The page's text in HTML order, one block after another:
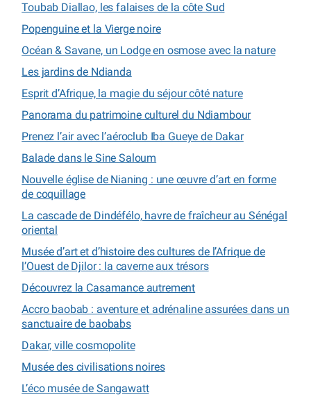
Toubab Diallao, les falaises de la côte Sud
Popenguine et la Vierge noire
Océan & Savane, un Lodge en osmose avec la nature
Les jardins de Ndianda
Esprit d’Afrique, la magie du séjour côté nature
Panorama du patrimoine culturel du Ndiambour
Prenez l’air avec l’aéroclub Iba Gueye de Dakar
Balade dans le Sine Saloum
Nouvelle église de Nianing : une œuvre d’art en forme
de coquillage
La cascade de Dindéfélo, havre de fraîcheur au Sénégal
oriental
Musée d’art et d’histoire des cultures de l’Afrique de
l’Ouest de Djilor : la caverne aux trésors
Découvrez la Casamance autrement
Accro baobab : aventure et adrénaline assurées dans un
sanctuaire de baobabs
Dakar, ville cosmopolite
Musée des civilisations noires
L’éco musée de Sangawatt